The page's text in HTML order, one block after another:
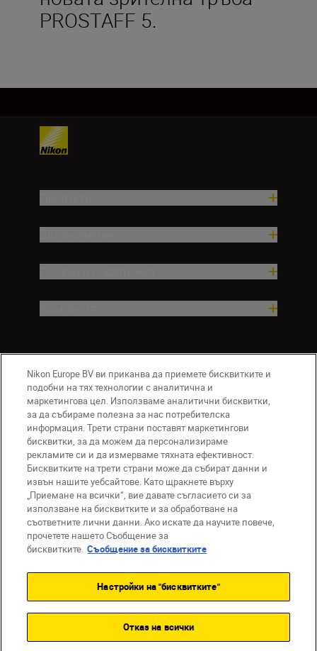
PROSTAFF 5.
BG Nikon Sites
Връзка с нас
Съобщение за поверителност
Условия за използване
Съобщение за бисквитки
Настройки за бисквитките
© 2026 Nikon
Back to top
Nikon Europe BV ви приканва да приемете бисквитките и
подобни на тях технологии с аналитична и
маркетингова цел. Използваме аналитични бисквитки,
за да събираме полезна за нас потребителска
информация. Трети страни поставят маркетингови
бисквитки, за да можем да персонализираме
рекламите си и да измерваме тяхната ефективност.
Бисквитките на трети страни може да събират данни и
извън нашите уебсайтове. Като щракнете върху
„Приемане на всички“, вие давате съгласието си за
използване на бисквитките и за обработване на
съответните лични данни. Ако искате да научите повече,
прочетете нашето Съобщение за
бисквитките. Съобщение за бисквитките
Настройки на "бисквитките"
Отказ на всички